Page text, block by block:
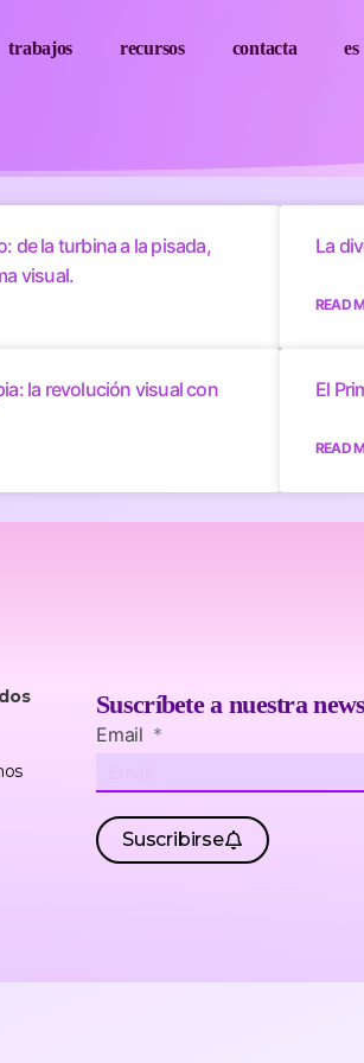
trabajos recursos contacta es
de la turbina a la pisada,
visual.
La
READ
la revolución visual con
El
READ
Suscríbete a nuestra
Email
Suscribirse